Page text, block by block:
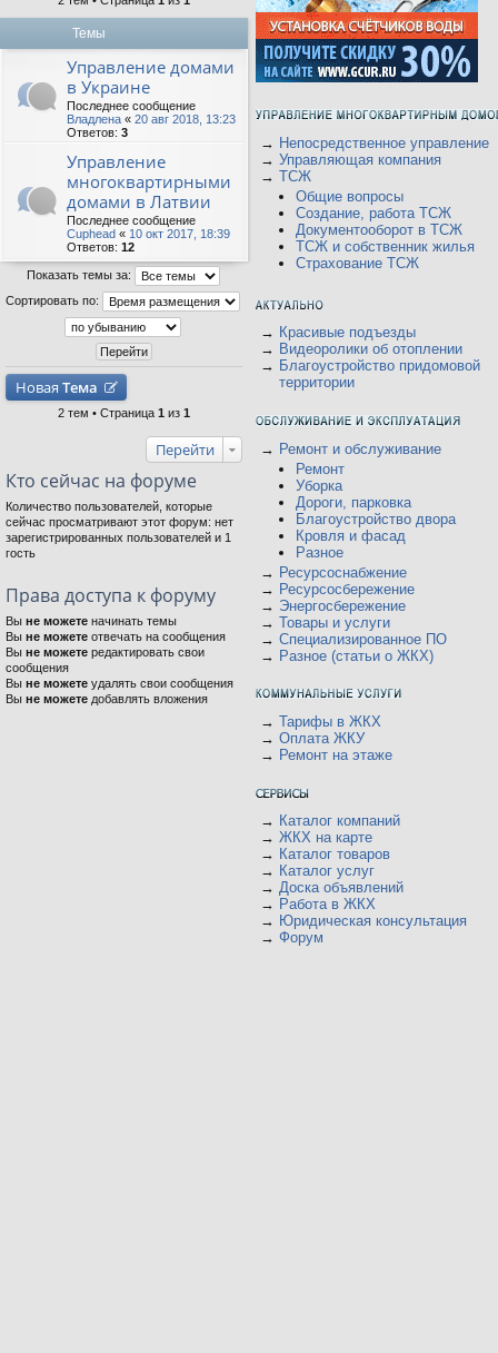
Темы
Управление домами
в Украине
Последнее сообщение
Владлена « 20 авг 2018, 13:23
Ответов: 3
Управление
многоквартирными
домами в Латвии
Последнее сообщение
Cuphead « 10 окт 2017, 18:39
Ответов: 12
Показать темы за:
Сортировать по:
Новая Тема
2 тем • Страница 1 из 1
Перейти
Кто сейчас на форуме
Количество пользователей, которые
сейчас просматривают этот форум: нет
зарегистрированных пользователей и 1
гость
Права доступа к форуму
Вы не можете начинать темы
Вы не можете отвечать на сообщения
Вы не можете редактировать свои
сообщения
Вы не можете удалять свои сообщения
Вы не можете добавлять вложения
→ Непосредственное управление
→ Управляющая компания
→ ТСЖ
Общие вопросы
Создание, работа ТСЖ
Документооборот в ТСЖ
ТСЖ и собственник жилья
Страхование ТСЖ
→ Красивые подъезды
→ Видеоролики об отоплении
→ Благоустройство придомовой
территории
→ Ремонт и обслуживание
Ремонт
Уборка
Дороги, парковка
Благоустройство двора
Кровля и фасад
Разное
→ Ресурсоснабжение
→ Ресурсосбережение
→ Энергосбережение
→ Товары и услуги
→ Специализированное ПО
→ Разное (статьи о ЖКХ)
→ Тарифы в ЖКХ
→ Оплата ЖКУ
→ Ремонт на этаже
→ Каталог компаний
→ ЖКХ на карте
→ Каталог товаров
→ Каталог услуг
→ Доска объявлений
→ Работа в ЖКХ
→ Юридическая консультация
→ Форум